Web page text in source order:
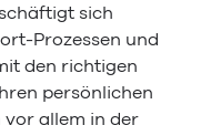
sich
Prozessen und
den richtigen
persönlichen
allem in der